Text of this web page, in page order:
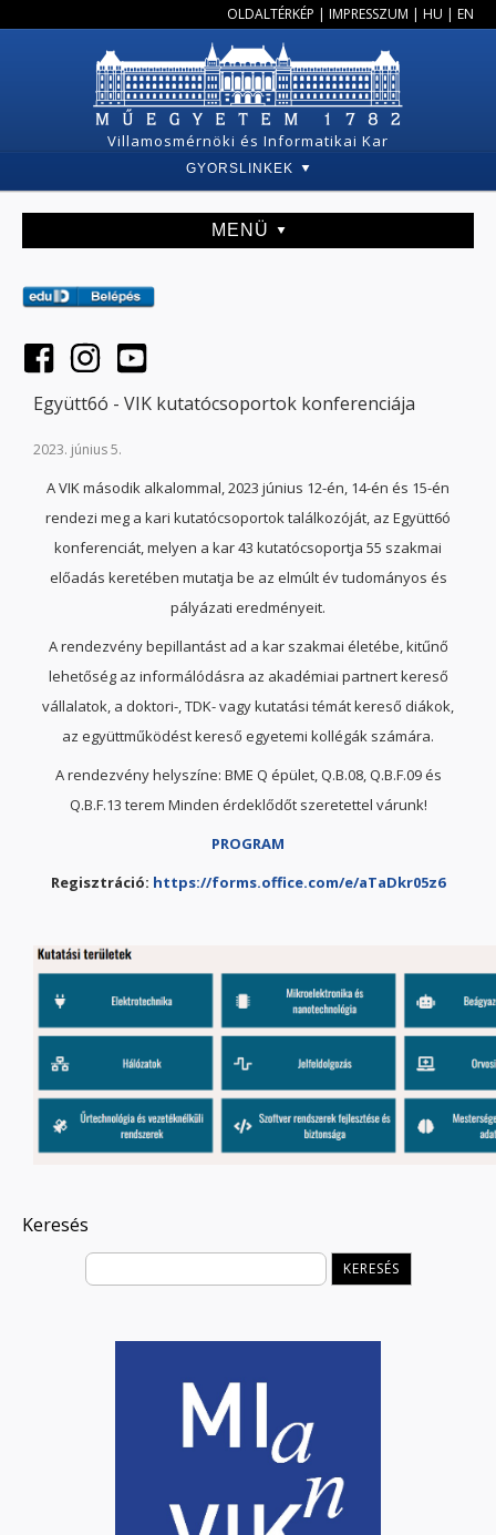
OLDALTÉRKÉP | IMPRESSZUM | HU | EN
Villamosmérnöki és Informatikai Kar
GYORSLINKEK
MENÜ
Együtt6ó - VIK kutatócsoportok konferenciája
2023. június 5.
A VIK második alkalommal, 2023 június 12-én, 14-én és 15-én
rendezi meg a kari kutatócsoportok találkozóját, az Együtt6ó
konferenciát, melyen a kar 43 kutatócsoportja 55 szakmai
előadás keretében mutatja be az elmúlt év tudományos és
pályázati eredményeit.
A rendezvény bepillantást ad a kar szakmai életébe, kitűnő
lehetőség az informálódásra az akadémiai partnert kereső
vállalatok, a doktori-, TDK- vagy kutatási témát kereső diákok,
az együttműködést kereső egyetemi kollégák számára.
A rendezvény helyszíne: BME Q épület, Q.B.08, Q.B.F.09 és
Q.B.F.13 terem Minden érdeklődőt szeretettel várunk!
PROGRAM
Regisztráció: https://forms.office.com/e/aTaDkr05z6
Keresés